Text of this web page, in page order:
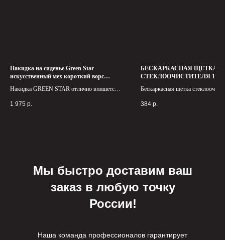
Накидка на сиденье Green Star
искусственный мех короткий ворс
Накидка GREEN STAR отлично впишется
Вам комфорт и сухое, полезное тепло.
1 975 р.
БЕСКАРКАСНАЯ ЩЕТКА
СТЕКЛООЧИСТИТЕЛЯ 16"
Бескаркасная щетка
который сочетает в себе высокое
384 р.
Мы быстро доставим ваш
заказ в любую точку
России!
Наша команда профессионалов гарантирует